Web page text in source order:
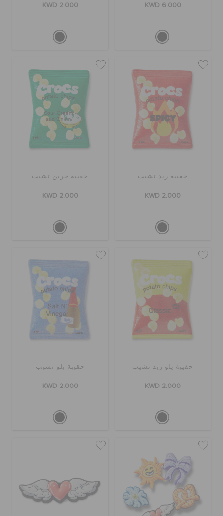
KWD 6.000
KWD 2.000
حقيبة ريد تشيب
KWD 2.000
حقيبة جرين تشيب
KWD 2.000
حقيبة يلو ريد تشيب
KWD 2.000
حقيبة بلو تشيب
KWD 2.000